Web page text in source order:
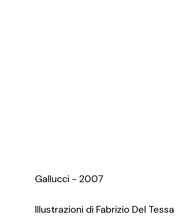
Gallucci - 2007
Illustrazioni di Fabrizio Del Tessa